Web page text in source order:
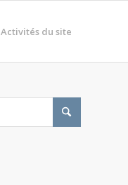
Activités du site